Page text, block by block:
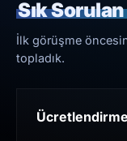
Sık
İlk görüşme
topladık.